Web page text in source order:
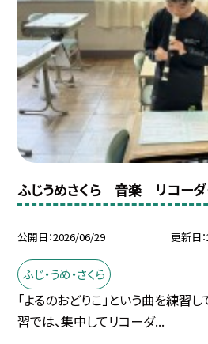
ふじうめさくら 音楽 リコーダ
公開日 2026/06/29 更新日
ふじ・うめ・さくら
「よるのおどりこ」という曲を練習
習では、集中してリコーダ...